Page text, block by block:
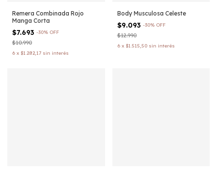
Remera Combinada Rojo
Manga Corta
$7.693 -30% OFF
$10.990
6 x $1.282,17 sin interés
Body Musculosa Celeste
$9.093 -30% OFF
$12.990
6 x $1.515,50 sin interés